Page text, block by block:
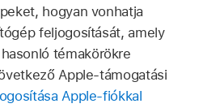
hogyan vonhatja
feljogosítását, amely
témakörökre
Apple-támogatási
Apple-fiókkal